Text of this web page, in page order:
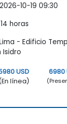
2026-10-19 09:30
14 horas
- Edificio
Isidro
USD
línea)
6980